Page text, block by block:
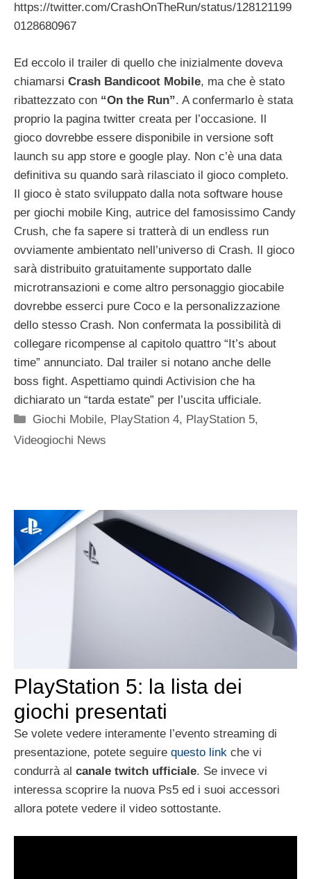
https://twitter.com/CrashOnTheRun/status/128121199
0128680967
Ed eccolo il trailer di quello che inizialmente doveva
chiamarsi Crash Bandicoot Mobile, ma che è stato
ribattezzato con “On the Run”. A confermarlo è stata
proprio la pagina twitter creata per l’occasione. Il
gioco dovrebbe essere disponibile in versione soft
launch su app store e google play. Non c’è una data
definitiva su quando sarà rilasciato il gioco completo.
Il gioco è stato sviluppato dalla nota software house
per giochi mobile King, autrice del famosissimo Candy
Crush, che fa sapere si tratterà di un endless run
ovviamente ambientato nell’universo di Crash. Il gioco
sarà distribuito gratuitamente supportato dalle
microtransazioni e come altro personaggio giocabile
dovrebbe esserci pure Coco e la personalizzazione
dello stesso Crash. Non confermata la possibilità di
collegare ricompense al capitolo quattro “It’s about
time” annunciato. Dal trailer si notano anche delle
boss fight. Aspettiamo quindi Activision che ha
dichiarato un “tarda estate” per l’uscita ufficiale.
Categorie
Giochi Mobile, PlayStation 4, PlayStation 5,
Videogiochi News
PlayStation 5: la lista dei
giochi presentati
Se volete vedere interamente l’evento streaming di
presentazione, potete seguire questo link che vi
condurrà al canale twitch ufficiale. Se invece vi
interessa scoprire la nuova Ps5 ed i suoi accessori
allora potete vedere il video sottostante.